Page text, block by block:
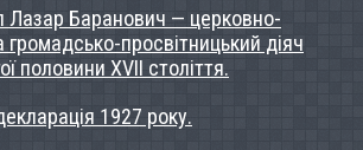
Лазар Баранович — церковно-
громадсько-просвітницький діяч
половини ХVІІ століття.
1927 року.